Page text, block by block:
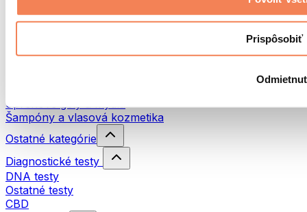
Prispôsobiť
Vodné filtre a kanvice
Pracie prostriedky
Sprchové gély a mydlá
Šampóny a vlasová kozmetika
Ostatné kategórie
Diagnostické testy
DNA testy
Ostatné testy
CBD